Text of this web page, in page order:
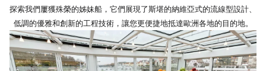
探索我們屢獲殊榮的姊妹船，它們展現了斯堪的納維亞式的流線型設計、
低調的優雅和創新的工程技術，讓您更便捷地抵達歐洲各地的目的地。